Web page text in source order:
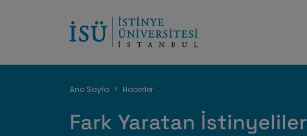
Sayfa
yolu
Ana Sayfa Haberler
Fark Yaratan İstinyeliler